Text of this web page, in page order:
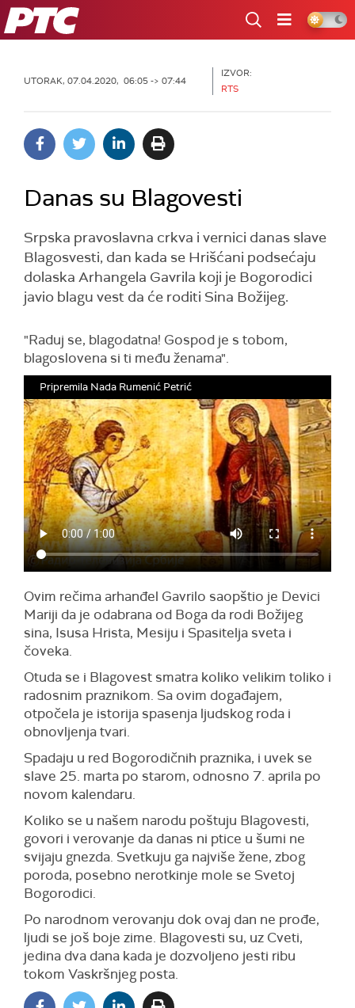
RTS
UTORAK, 07.04.2020, 06:05 -> 07:44
IZVOR:
RTS
Danas su Blagovesti
Srpska pravoslavna crkva i vernici danas slave
Blagosvesti, dan kada se Hrišćani podsećaju
dolaska Arhangela Gavrila koji je Bogorodici
javio blagu vest da će roditi Sina Božijeg.
"Raduj se, blagodatna! Gospod je s tobom,
blagoslovena si ti među ženama".
Pripremila Nada Rumenić Petrić
Ovim rečima arhanđel Gavrilo saopštio je Devici
Mariji da je odabrana od Boga da rodi Božijeg
sina, Isusa Hrista, Mesiju i Spasitelja sveta i
čoveka.
Otuda se i Blagovest smatra koliko velikim toliko i
radosnim praznikom. Sa ovim događajem,
otpočela je istorija spasenja ljudskog roda i
obnovljenja tvari.
Spadaju u red Bogorodičnih praznika, i uvek se
slave 25. marta po starom, odnosno 7. aprila po
novom kalendaru.
Koliko se u našem narodu poštuju Blagovesti,
govori i verovanje da danas ni ptice u šumi ne
svijaju gnezda. Svetkuju ga najviše žene, zbog
poroda, posebno nerotkinje mole se Svetoj
Bogorodici.
Po narodnom verovanju dok ovaj dan ne prođe,
ljudi se još boje zime. Blagovesti su, uz Cveti,
jedina dva dana kada je dozvoljeno jesti ribu
tokom Vaskršnjeg posta.